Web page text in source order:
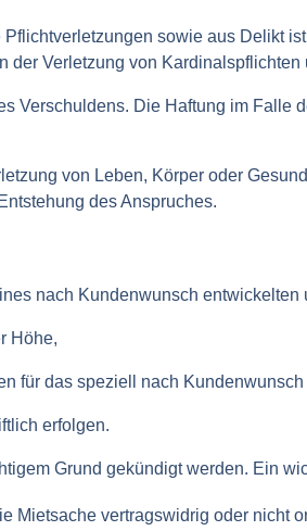
sowie aus Delikt
der Verletzung von
Verschuldens. Die Haftung im
von Leben, Körper oder
des Anspruches.
nach Kundenwunsch
Höhe,
für das speziell nach
erfolgen.
Grund gekündigt werden. Ein
Mietsache vertragswidrig oder